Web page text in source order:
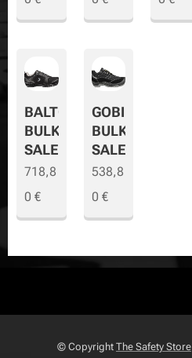
BALTO
BULK
SALE
718,8
0 €
GOBI
BULK
SALE
538,8
0 €
© Copyright The Safety Store